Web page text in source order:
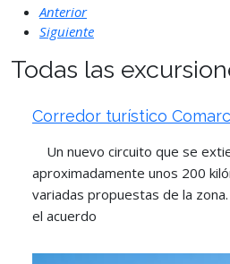
Anterior
Siguiente
Todas las
Corredor turístico
Un nuevo circuito que se
aproximadamente unos 200
variadas propuestas de la
el acuerdo